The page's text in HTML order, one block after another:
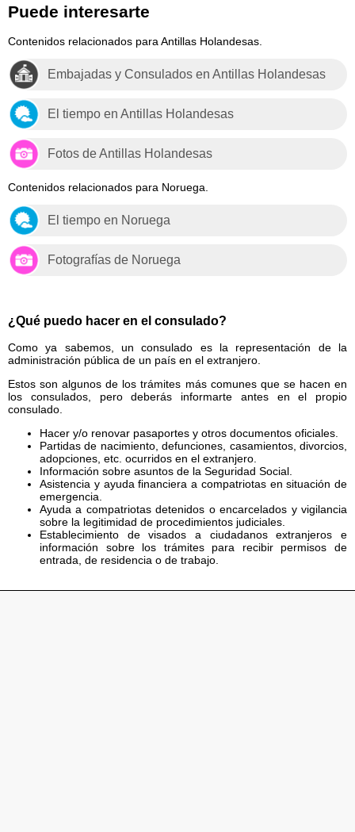
Puede interesarte
Contenidos relacionados para Antillas Holandesas.
Embajadas y Consulados en Antillas Holandesas
El tiempo en Antillas Holandesas
Fotos de Antillas Holandesas
Contenidos relacionados para Noruega.
El tiempo en Noruega
Fotografías de Noruega
¿Qué puedo hacer en el consulado?
Como ya sabemos, un consulado es la representación de la
administración pública de un país en el extranjero.
Estos son algunos de los trámites más comunes que se hacen en
los consulados, pero deberás informarte antes en el propio
consulado.
Hacer y/o renovar pasaportes y otros documentos oficiales.
Partidas de nacimiento, defunciones, casamientos, divorcios,
adopciones, etc. ocurridos en el extranjero.
Información sobre asuntos de la Seguridad Social.
Asistencia y ayuda financiera a compatriotas en situación de
emergencia.
Ayuda a compatriotas detenidos o encarcelados y vigilancia
sobre la legitimidad de procedimientos judiciales.
Establecimiento de visados a ciudadanos extranjeros e
información sobre los trámites para recibir permisos de
entrada, de residencia o de trabajo.